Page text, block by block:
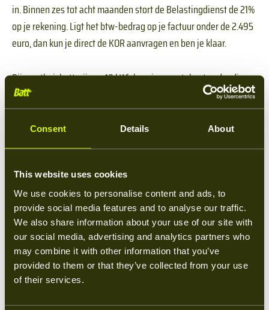
Consent Details About
This website uses cookies
We use cookies to personalise content and ads, to
provide social media features and to analyse our traffic.
We also share information about your use of our site with
our social media, advertising and analytics partners who
may combine it with other information that you’ve
provided to them or that they’ve collected from your use
of their services.
in. Binnen zes tot acht maanden stort de Belastingdienst de 21%
op je rekening. Ligt het btw-bedrag op je factuur onder de 2.495
euro, dan kun je direct de KOR aanvragen en ben je klaar.
Bij een thuisbatterij van 10 kWh kom je meestal net onder die
grens uit. Bij grotere systemen zit je erboven en draag je vier
jaar lang ongeveer 15 euro per kWh per jaar af als forfait. Wij
helpen je waar mogelijk om de facturatie zo in te richten dat je
onder die 2.495 euro blijft. Dat scheelt vier jaar administratie.
Hoe werkt de KOR-regeling bij een thuisbatterij?
De kleineondernemersregeling (KOR) is een btw-vrijstelling voor
ondernemers met een jaaromzet onder 20.000 euro. Voor een
thuisbatterij zit je daar vrijwel altijd onder. Na je eerste btw-
aangifte meld je je aan voor de KOR. Vanaf dat moment hoef je
geen btw meer af te dragen en geen aangifte meer te doen. Je
deelname duurt minimaal drie jaar.